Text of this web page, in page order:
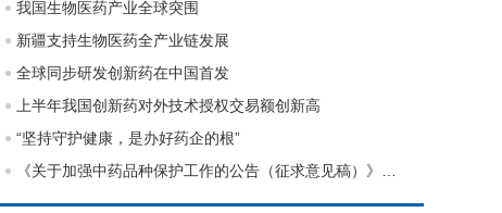
我国生物医药产业全球突围
新疆支持生物医药全产业链发展
全球同步研发创新药在中国首发
上半年我国创新药对外技术授权交易额创新高
“坚持守护健康，是办好药企的根”